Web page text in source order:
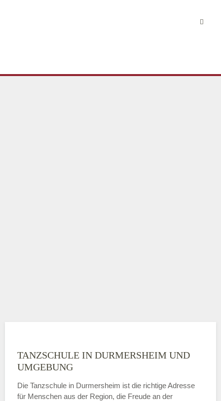
TANZSCHULE IN DURMERSHEIM UND
UMGEBUNG
Die Tanzschule in Durmersheim ist die richtige Adresse
für Menschen aus der Region, die Freude an der